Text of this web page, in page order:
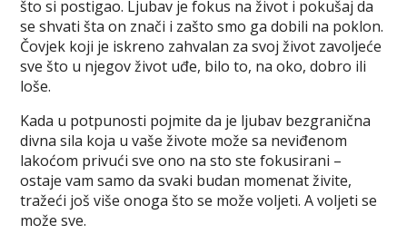
što si postigao. Ljubav je fokus na život i pokušaj da
se shvati šta on znači i zašto smo ga dobili na poklon.
Čovjek koji je iskreno zahvalan za svoj život zavoljeće
sve što u njegov život uđe, bilo to, na oko, dobro ili
loše.
Kada u potpunosti pojmite da je ljubav bezgranična
divna sila koja u vaše živote može sa neviđenom
lakoćom privući sve ono na sto ste fokusirani –
ostaje vam samo da svaki budan momenat živite,
tražeći još više onoga što se može voljeti. A voljeti se
može sve.